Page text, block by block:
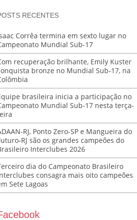
RECENTES
Corrêa termina em sexto lugar no
Mundial Sub-17
recuperação brilhante, Emily Kuster
bronze no Mundial Sub-17, na
brasileira inicia a participação no
Mundial Sub-17 nesta terça-
RJ, Ponto Zero-SP e Mangueira do
RJ são os grandes campeões do
Interclubes 2026
dia do Campeonato Brasileiro
consagra mais oito campeões
Sete Lagoas